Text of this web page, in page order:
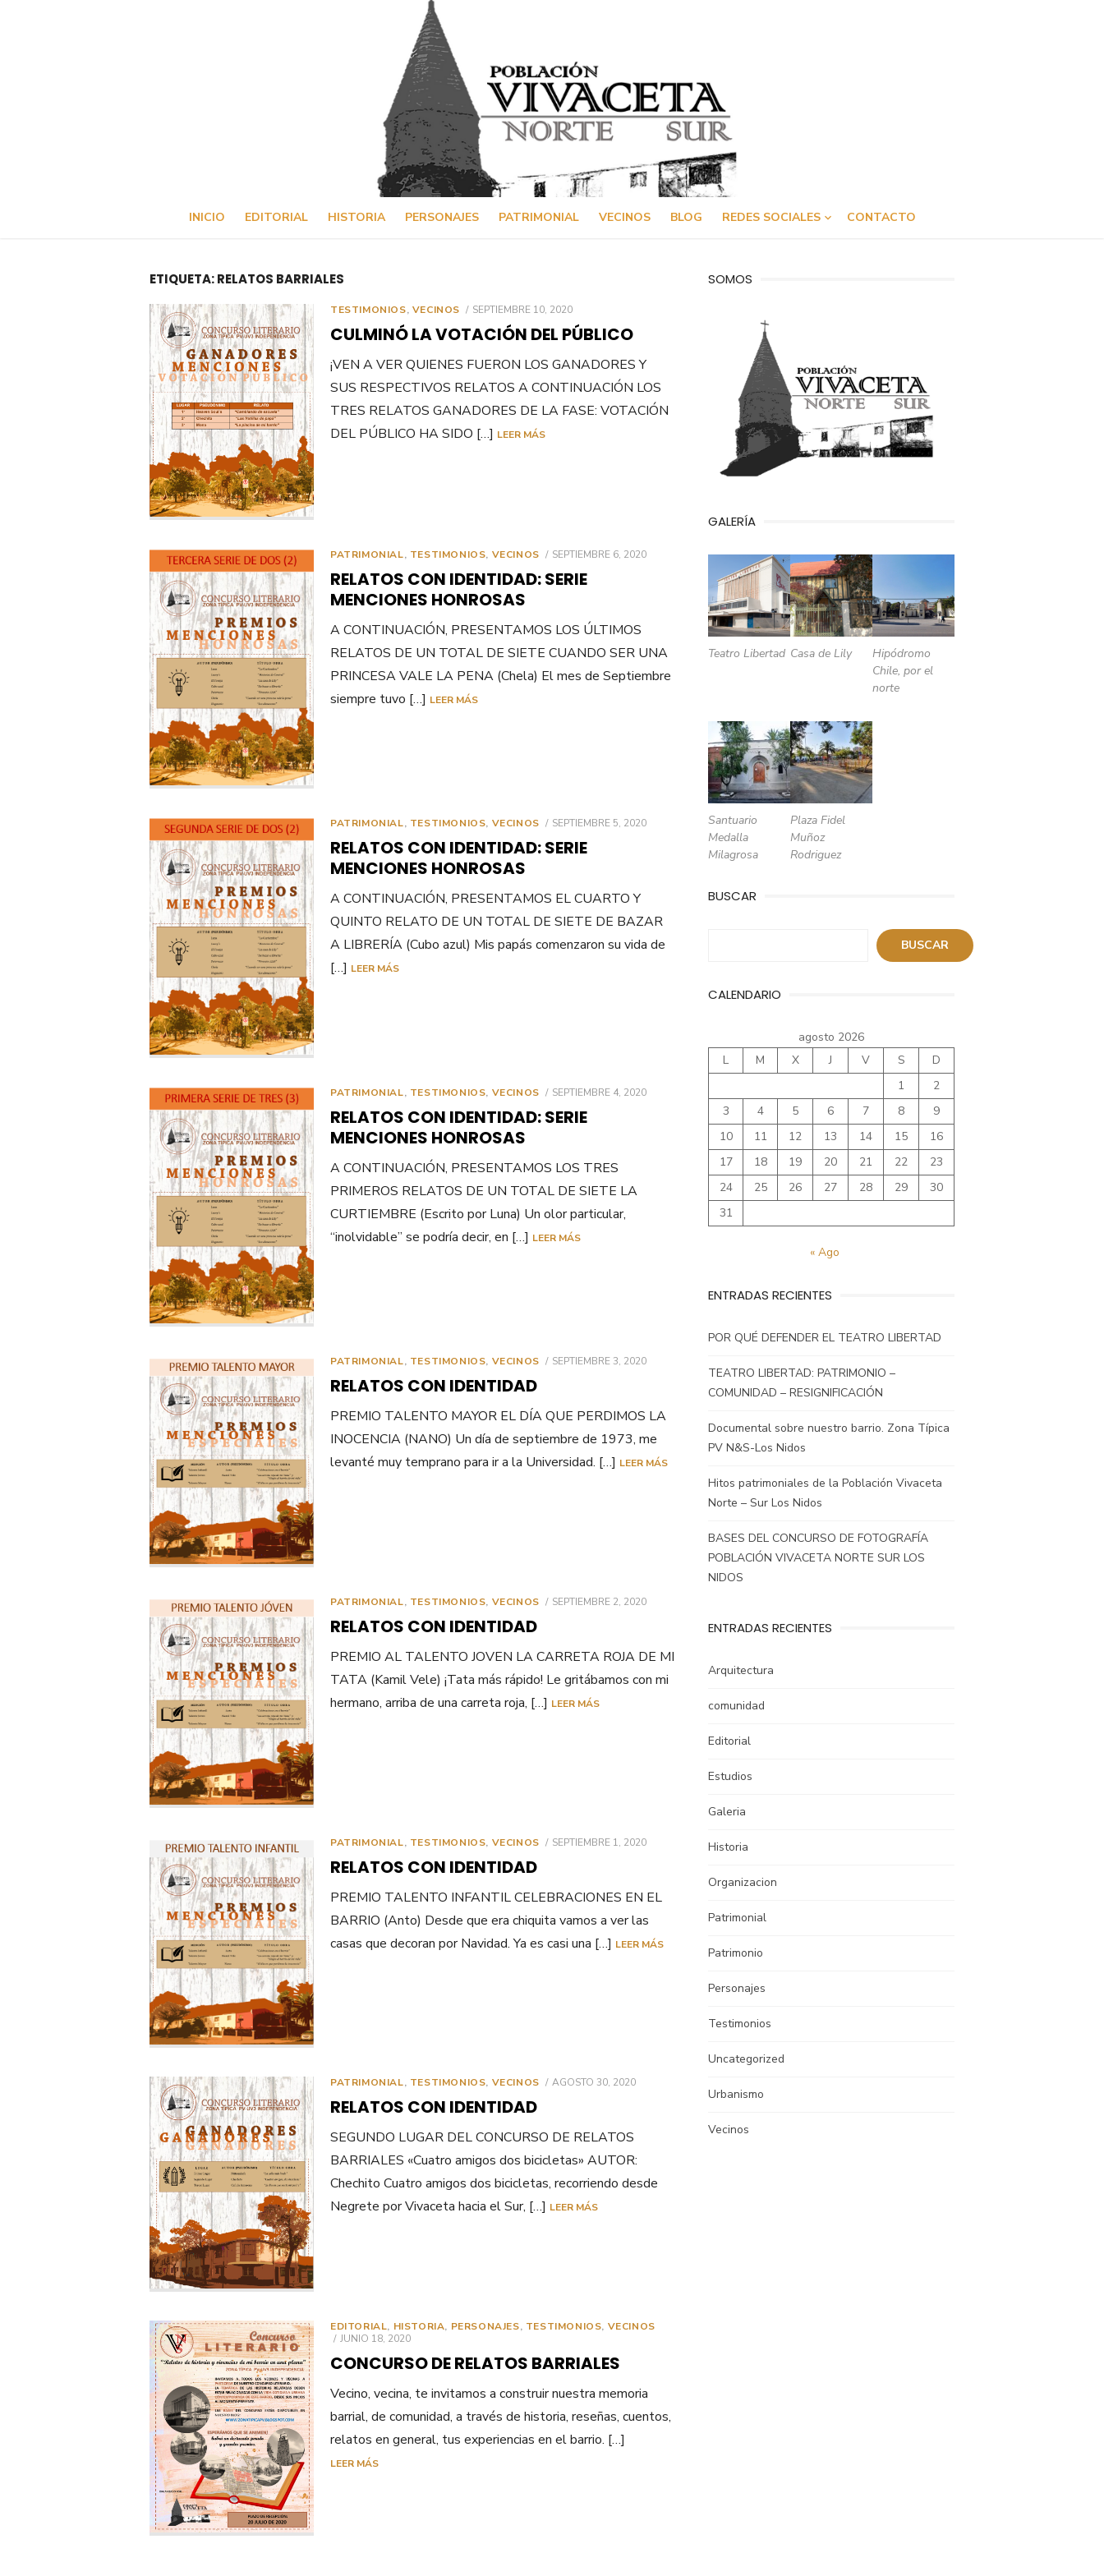
INICIO EDITORIAL HISTORIA PERSONAJES PATRIMONIAL VECINOS BLOG REDES SOCIALES CONTACTO
ETIQUETA:RELATOS BARRIALES
TESTIMONIOS, VECINOS
PUBLICADO
SEPTIEMBRE 10, 2020
CULMINÓ LA VOTACIÓN DEL PÚBLICO
¡VEN A VER QUIENES FUERON LOS GANADORES Y
SUS RESPECTIVOS RELATOS A CONTINUACIÓN LOS
TRES RELATOS GANADORES DE LA FASE: VOTACIÓN
DEL PÚBLICO HA SIDO […] LEER MÁS
PATRIMONIAL, TESTIMONIOS, VECINOS
PUBLICADO
SEPTIEMBRE 6, 2020
RELATOS CON IDENTIDAD: SERIE
MENCIONES HONROSAS
A CONTINUACIÓN, PRESENTAMOS LOS ÚLTIMOS
RELATOS DE UN TOTAL DE SIETE CUANDO SER UNA
PRINCESA VALE LA PENA (Chela) El mes de Septiembre
siempre tuvo […] LEER MÁS
PATRIMONIAL, TESTIMONIOS, VECINOS
PUBLICADO
SEPTIEMBRE 5, 2020
RELATOS CON IDENTIDAD: SERIE
MENCIONES HONROSAS
A CONTINUACIÓN, PRESENTAMOS EL CUARTO Y
QUINTO RELATO DE UN TOTAL DE SIETE DE BAZAR
A LIBRERÍA (Cubo azul) Mis papás comenzaron su vida de
[…] LEER MÁS
PATRIMONIAL, TESTIMONIOS, VECINOS
PUBLICADO
SEPTIEMBRE 4, 2020
RELATOS CON IDENTIDAD: SERIE
MENCIONES HONROSAS
A CONTINUACIÓN, PRESENTAMOS LOS TRES
PRIMEROS RELATOS DE UN TOTAL DE SIETE LA
CURTIEMBRE (Escrito por Luna) Un olor particular,
“inolvidable” se podría decir, en […] LEER MÁS
PATRIMONIAL, TESTIMONIOS, VECINOS
PUBLICADO
SEPTIEMBRE 3, 2020
RELATOS CON IDENTIDAD
PREMIO TALENTO MAYOR EL DÍA QUE PERDIMOS LA
INOCENCIA (NANO) Un día de septiembre de 1973, me
levanté muy temprano para ir a la Universidad. […] LEER MÁS
PATRIMONIAL, TESTIMONIOS, VECINOS
PUBLICADO
SEPTIEMBRE 2, 2020
RELATOS CON IDENTIDAD
PREMIO AL TALENTO JOVEN LA CARRETA ROJA DE MI
TATA (Kamil Vele) ¡Tata más rápido! Le gritábamos con mi
hermano, arriba de una carreta roja, […] LEER MÁS
PATRIMONIAL, TESTIMONIOS, VECINOS
PUBLICADO
SEPTIEMBRE 1, 2020
RELATOS CON IDENTIDAD
PREMIO TALENTO INFANTIL CELEBRACIONES EN EL
BARRIO (Anto) Desde que era chiquita vamos a ver las
casas que decoran por Navidad. Ya es casi una […] LEER MÁS
PATRIMONIAL, TESTIMONIOS, VECINOS
PUBLICADO
AGOSTO 30, 2020
RELATOS CON IDENTIDAD
SEGUNDO LUGAR DEL CONCURSO DE RELATOS
BARRIALES «Cuatro amigos dos bicicletas» AUTOR:
Chechito Cuatro amigos dos bicicletas, recorriendo desde
Negrete por Vivaceta hacia el Sur, […] LEER MÁS
EDITORIAL, HISTORIA, PERSONAJES, TESTIMONIOS, VECINOS
PUBLICADO
JUNIO 18, 2020
CONCURSO DE RELATOS BARRIALES
Vecino, vecina, te invitamos a construir nuestra memoria
barrial, de comunidad, a través de historia, reseñas, cuentos,
relatos en general, tus experiencias en el barrio. […]
LEER MÁS
SOMOS
GALERÍA
Teatro Libertad Casa de Lily
Hipódromo
Chile, por el
norte
Santuario
Medalla
Milagrosa
Plaza Fidel
Muñoz
Rodriguez
BUSCAR
BUSCAR
CALENDARIO
agosto 2026
L
M X J V S
D
1
2
3
4 5 6 7 8
9
10
11 12 13 14 15
16
17
18 19 20 21 22
23
24
25 26 27 28 29
30
31
« Ago
ENTRADAS RECIENTES
POR QUÉ DEFENDER EL TEATRO LIBERTAD
TEATRO LIBERTAD: PATRIMONIO –
COMUNIDAD – RESIGNIFICACIÓN
Documental sobre nuestro barrio. Zona Típica
PV N&S-Los Nidos
Hitos patrimoniales de la Población Vivaceta
Norte – Sur Los Nidos
BASES DEL CONCURSO DE FOTOGRAFÍA
POBLACIÓN VIVACETA NORTE SUR LOS
NIDOS
ENTRADAS RECIENTES
Arquitectura
comunidad
Editorial
Estudios
Galeria
Historia
Organizacion
Patrimonial
Patrimonio
Personajes
Testimonios
Uncategorized
Urbanismo
Vecinos